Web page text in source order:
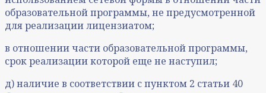
образовательной программы, не предусмотренной
для реализации лицензиатом;
в отношении части образовательной программы,
срок реализации которой еще не наступил;
д) наличие в соответствии с пунктом 2 статьи 40